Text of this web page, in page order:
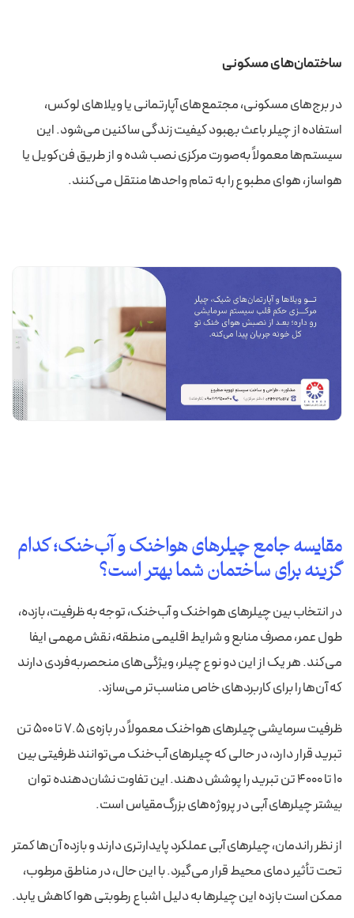
ساختمان‌های مسکونی
در برج‌های مسکونی، مجتمع‌های آپارتمانی یا ویلاهای لوکس،
استفاده از چیلر باعث بهبود کیفیت زندگی ساکنین می‌شود. این
سیستم‌ها معمولاً به‌صورت مرکزی نصب شده و از طریق فن‌کویل یا
هواساز، هوای مطبوع را به تمام واحدها منتقل می‌کنند.
مقایسه جامع چیلرهای هواخنک و آب‌خنک؛ کدام
گزینه برای ساختمان شما بهتر است؟
در انتخاب بین چیلرهای هواخنک و آب‌خنک، توجه به ظرفیت، بازده،
طول عمر، مصرف منابع و شرایط اقلیمی منطقه، نقش مهمی ایفا
می‌کند. هر یک از این دو نوع چیلر، ویژگی‌های منحصربه‌فردی دارند
که آن‌ها را برای کاربردهای خاص مناسب‌تر می‌سازد.
ظرفیت سرمایشی چیلرهای هواخنک معمولاً در بازه‌ی 7.5 تا 500 تن
تبرید قرار دارد، در حالی که چیلرهای آب‌خنک می‌توانند ظرفیتی بین
10 تا 4000 تن تبرید را پوشش دهند. این تفاوت نشان‌دهنده توان
بیشتر چیلرهای آبی در پروژه‌های بزرگ‌مقیاس است.
از نظر راندمان، چیلرهای آبی عملکرد پایدارتری دارند و بازده آن‌ها کمتر
تحت تأثیر دمای محیط قرار می‌گیرد. با این حال، در مناطق مرطوب،
ممکن است بازده این چیلرها به دلیل اشباع رطوبتی هوا کاهش یابد.